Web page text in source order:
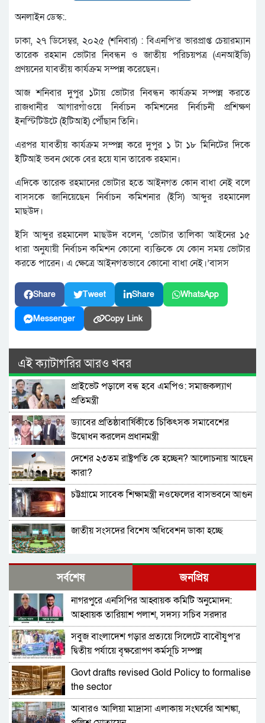
অনলাইন ডেস্ক:.
ঢাকা, ২৭ ডিসেম্বর, ২০২৫ (শনিবার) : বিএনপি’র ভারপ্রাপ্ত চেয়ারম্যান
তারেক রহমান ভোটার নিবন্ধন ও জাতীয় পরিচয়পত্র (এনআইডি)
প্রণয়নের যাবতীয় কার্যক্রম সম্পন্ন করেছেন।
আজ শনিবার দুপুর ১টায় ভোটার নিবন্ধন কার্যক্রম সম্পন্ন করতে
রাজধানীর আগারগাঁওয়ে নির্বাচন কমিশনের নির্বাচনী প্রশিক্ষণ
ইনস্টিটিউটে (ইটিআই) পৌঁছান তিনি।
এরপর যাবতীয় কার্যক্রম সম্পন্ন করে দুপুর ১ টা ১৮ মিনিটের দিকে
ইটিআই ভবন থেকে বের হয়ে যান তারেক রহমান।
এদিকে তারেক রহমানের ভোটার হতে আইনগত কোন বাধা নেই বলে
বাসসকে জানিয়েছেন নির্বাচন কমিশনার (ইসি) আব্দুর রহমানেল
মাছউদ।
ইসি আব্দুর রহমানেল মাছউদ বলেন, ‘ভোটার তালিকা আইনের ১৫
ধারা অনুযায়ী নির্বাচন কমিশন কোনো ব্যক্তিকে যে কোন সময় ভোটার
করতে পারেন। এ ক্ষেত্রে আইনগতভাবে কোনো বাধা নেই।’বাসস
Share Tweet Share WhatsApp
Messenger Copy Link
এই ক্যাটাগরির আরও খবর
প্রাইভেট পড়ালে বন্ধ হবে এমপিও: সমাজকল্যাণ
প্রতিমন্ত্রী
ড্যাবের প্রতিষ্ঠাবার্ষিকীতে চিকিৎসক সমাবেশের
উদ্বোধন করলেন প্রধানমন্ত্রী
দেশের ২৩তম রাষ্ট্রপতি কে হচ্ছেন? আলোচনায় আছেন
কারা?
চট্টগ্রামে সাবেক শিক্ষামন্ত্রী নওফেলের বাসভবনে আগুন
জাতীয় সংসদের বিশেষ অধিবেশন ডাকা হচ্ছে
বগুড়ায় ও সিলেটে দুই ঘণ্টার ব্যবধানে সড়ক দুর্ঘটনায়
শিশুসহ প্রাণ গেল ১৫ জনের
বিমানবন্দরে ভিআইপি-সিআইপিসহ সবাইকে তল্লাশির
নির্দেশ
বিটিভির মহাপরিচালক হলেন কাজী জেসিন
র‍্যাব বিলুপ্ত করে আনা হচ্ছে নতুন বাহিনী
ভারত সফরের সিদ্ধান্ত প্রধানমন্ত্রী নেবেন: পররাষ্ট্র
সর্বশেষ জনপ্রিয়
নাগরপুরে এনসিপির আহ্বায়ক কমিটি অনুমোদন:
আহ্বায়ক তারিয়াশ পলাশ, সদস্য সচিব সরদার
আশরাফ
সবুজ বাংলাদেশ গড়ার প্রত্যয়ে সিলেটে বাবৌযুপ’র
দ্বিতীয় পর্যায়ে বৃক্ষরোপণ কর্মসূচি সম্পন্ন
Govt drafts revised Gold Policy to formalise
the sector
আবারও আলিয়া মাদ্রাসা এলাকায় সংঘর্ষের আশঙ্কা,